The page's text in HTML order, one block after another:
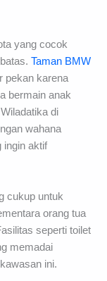
yang cocok
Taman BMW
pekan karena
bermain anak
di
wahana
ingin aktif
cukup untuk
orang tua
seperti toilet
memadai
ini.